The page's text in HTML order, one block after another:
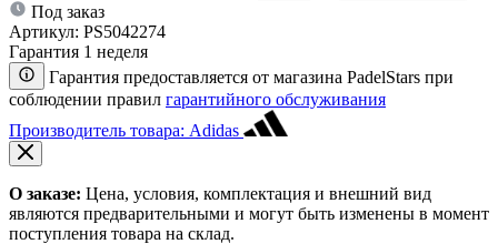
Под заказ
Артикул: PS5042274
Гарантия 1 неделя
Гарантия предоставляется от магазина PadelStars при
соблюдении правил гарантийного обслуживания
Производитель товара: Adidas
О заказе: Цена, условия, комплектация и внешний вид
являются предварительными и могут быть изменены в момент
поступления товара на склад.